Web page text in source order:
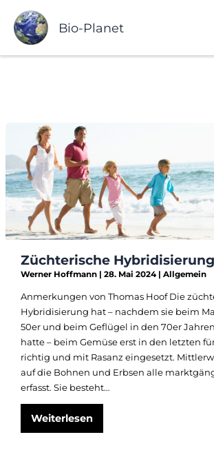
Inhalt
springen
Bio-Planet
Züchterische Hybridisierung
Werner Hoffmann | 28. Mai 2024 | Allgemein
Anmerkungen von Thomas Hoof Die
Hybridisierung hat – nachdem sie beim
50er und beim Geflügel in den 70er
hatte – beim Gemüse erst in den letzten
richtig und mit Rasanz eingesetzt.
auf die Bohnen und Erbsen alle
erfasst. Sie besteht…
Züchterische
Hybridisierung
Weiterlesen